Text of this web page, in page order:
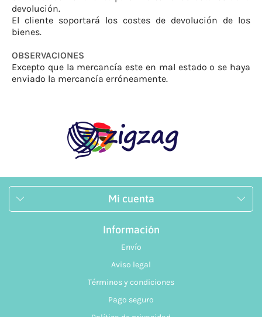
devolución.
El cliente soportará los costes de devolución de los
bienes.
OBSERVACIONES
Excepto que la mercancía este en mal estado o se haya
enviado la mercancía erróneamente.
Mi cuenta
Información
Envío
Aviso legal
Términos y condiciones
Pago seguro